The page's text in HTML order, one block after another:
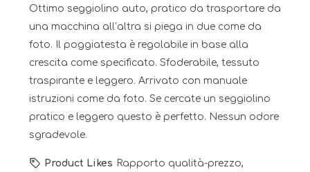
Ottimo seggiolino auto, pratico da trasportare da
una macchina all’altra si piega in due come da
foto. Il poggiatesta è regolabile in base alla
crescita come specificato. Sfoderabile, tessuto
traspirante e leggero. Arrivato con manuale
istruzioni come da foto. Se cercate un seggiolino
pratico e leggero questo è perfetto. Nessun odore
sgradevole.
Product Likes Rapporto qualità-prezzo,